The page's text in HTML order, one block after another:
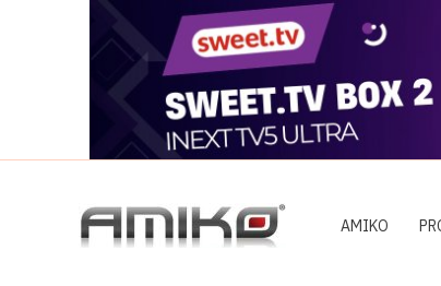
AMIKO